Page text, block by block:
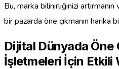
Bu, marka bilinirliğinizi
bir pazarda öne çıkmanın harika
Dijital Dünyada Öne
İşletmeleri İçin Etkili